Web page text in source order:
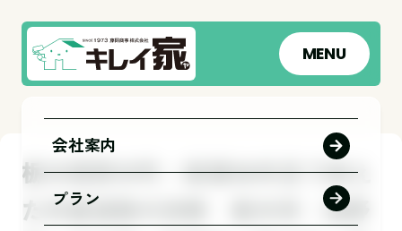
MENU
会社案内
プラン
栃木県野木町・新築10年目で迎え
た外壁塗装の決断 栃木市｜佐野